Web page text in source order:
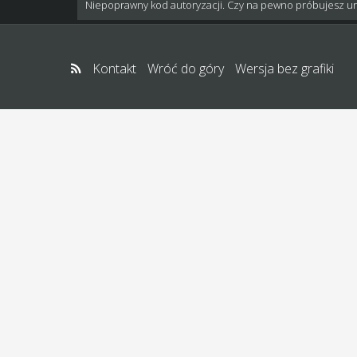
Niepoprawny kod autoryzacji. Czy na pewno próbujesz
Kontakt Wróć do góry Wersja bez grafiki